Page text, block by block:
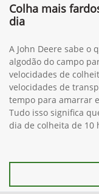
Colha mais
dia
A John Deere sabe o
algodão do campo
velocidades de
velocidades de
tempo para amarrar
Tudo isso significa
dia de colheita de 10